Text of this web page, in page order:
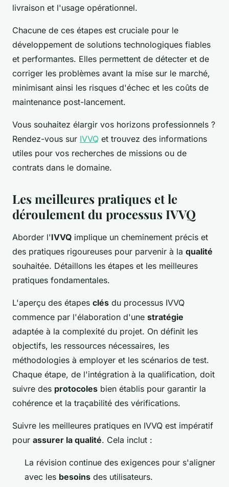
livraison et l'usage opérationnel.
Chacune de ces étapes est cruciale pour le
développement de solutions technologiques fiables
et performantes. Elles permettent de détecter et de
corriger les problèmes avant la mise sur le marché,
minimisant ainsi les risques d'échec et les coûts de
maintenance post-lancement.
Vous souhaitez élargir vos horizons professionnels ?
Rendez-vous sur IVVQ et trouvez des informations
utiles pour vos recherches de missions ou de
contrats dans le domaine.
Les meilleures pratiques et le
déroulement du processus IVVQ
Aborder l'IVVQ implique un cheminement précis et
des pratiques rigoureuses pour parvenir à la qualité
souhaitée. Détaillons les étapes et les meilleures
pratiques fondamentales.
L'aperçu des étapes clés du processus IVVQ
commence par l'élaboration d'une stratégie
adaptée à la complexité du projet. On définit les
objectifs, les ressources nécessaires, les
méthodologies à employer et les scénarios de test.
Chaque étape, de l'intégration à la qualification, doit
suivre des protocoles bien établis pour garantir la
cohérence et la traçabilité des vérifications.
Suivre les meilleures pratiques en IVVQ est impératif
pour assurer la qualité. Cela inclut :
La révision continue des exigences pour s'aligner
avec les besoins des utilisateurs.